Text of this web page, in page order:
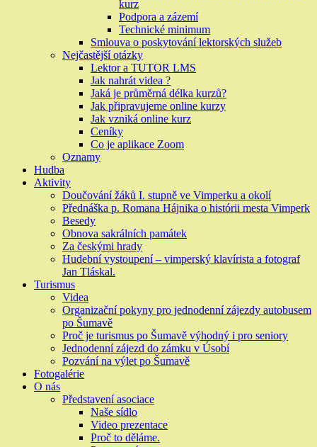
kurz
Podpora a zázemí
Technické minimum
Smlouva o poskytování lektorských služeb
Nejčastější otázky
Lektor a TUTOR LMS
Jak nahrát videa ?
Jaká je průměrná délka kurzů?
Jak připravujeme online kurzy
Jak vzniká online kurz
Ceníky
Co je aplikace Zoom
Oznamy
Hudba
Aktivity
Doučování žáků I. stupně ve Vimperku a okolí
Přednáška p. Romana Hájnika o histórii mesta Vimperk
Besedy
Obnova sakrálních památek
Za českými hrady
Hudební vystoupení – vimperský klavírista a fotograf
Jan Tláskal.
Turismus
Videa
Organizační pokyny pro jednodenní zájezdy autobusem
po Šumavě
Proč je turismus po Šumavě výhodný i pro seniory
Jednodenní zájezd do zámku v Úsobí
Pozvání na výlet po Šumavě
Fotogalérie
O nás
Představení asociace
Naše sídlo
Video prezentace
Proč to děláme.